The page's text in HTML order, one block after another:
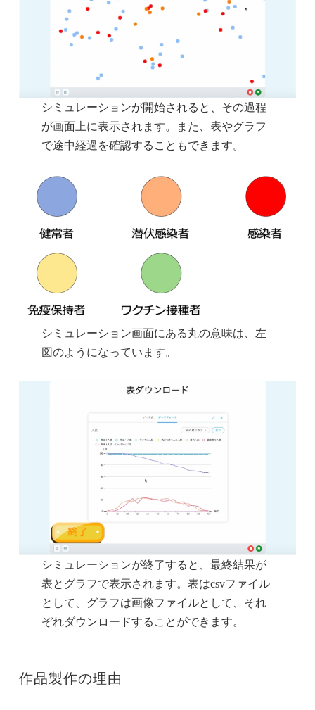
シミュレーションが開始されると、その過程
が画面上に表示されます。また、表やグラフ
で途中経過を確認することもできます。
シミュレーション画面にある丸の意味は、左
図のようになっています。
シミュレーションが終了すると、最終結果が
表とグラフで表示されます。表はcsvファイル
として、グラフは画像ファイルとして、それ
ぞれダウンロードすることができます。
作品製作の理由